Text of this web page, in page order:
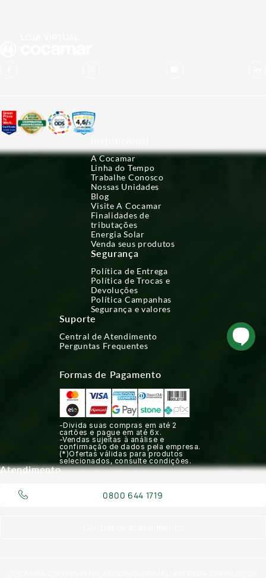
A Cocamar
Linha do Tempo
Trabalhe Conosco
Nossas Unidades
Blog
Visite A Cocamar
Finalidades de
tributações
Energia Solar
Venda seus produtos
Segurança
Política de Entrega
Política de Trocas e
Devoluções
Política Campanhas
Segurança e valores
Suporte
Central de Atendimento
Perguntas Frequentes
Formas de Pagamento
-Divida suas compras em até 2
cartões e pague em até 6x.
-Vendas sujeitas à análise e
confirmação de dados pela empresa.
(*)Ofertas válidas para produtos
selecionados, consulte condições.
Atendimento
0800 644 1719